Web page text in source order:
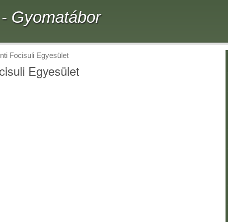
Gyomatábor
Focisuli Egyesület
Egyesület